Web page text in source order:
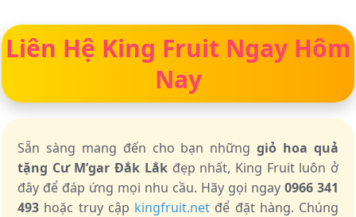
Liên Hệ King Fruit Ngay Hôm
Nay
Sẵn sàng mang đến cho bạn nhữnggiỏ hoa quả
tặng Cư M’gar Đắk Lắkđẹp nhất, King Fruit luôn ở
đây để đáp ứng mọi nhu cầu. Hãy gọi ngay 0966 341
493 hoặc truy cập kingfruit.net để đặt hàng. Chúng